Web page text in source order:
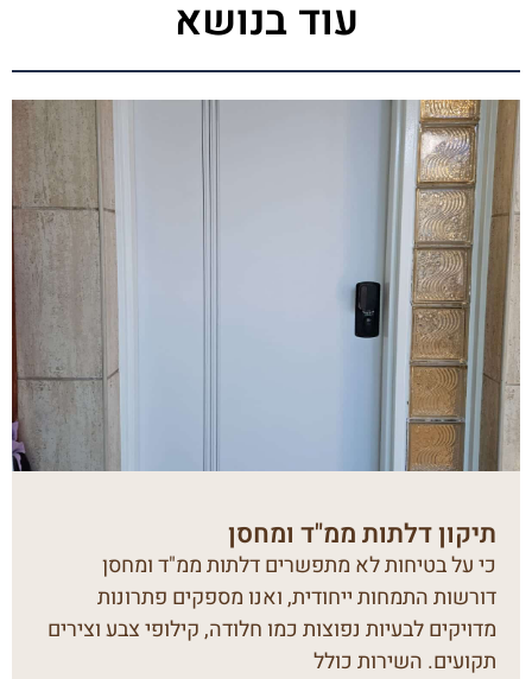
עוד בנושא
תיקון דלתות ממ"ד ומחסן
כי על בטיחות לא מתפשרים דלתות ממ"ד ומחסן
דורשות התמחות ייחודית, ואנו מספקים פתרונות
מדויקים לבעיות נפוצות כמו חלודה, קילופי צבע וצירים
תקועים. השירות כולל